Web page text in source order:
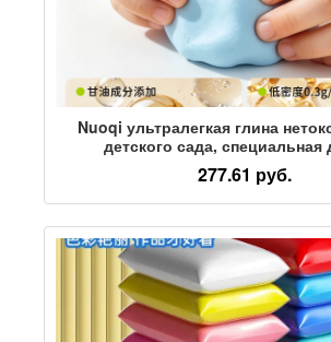
Nuoqi ультралегкая глина
детского сада, специальная
развивающая цветная глина,
удобная глина для
277.61 руб.